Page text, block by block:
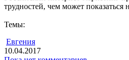
трудностей, чем может
Темы:
Евгения
10.04.2017